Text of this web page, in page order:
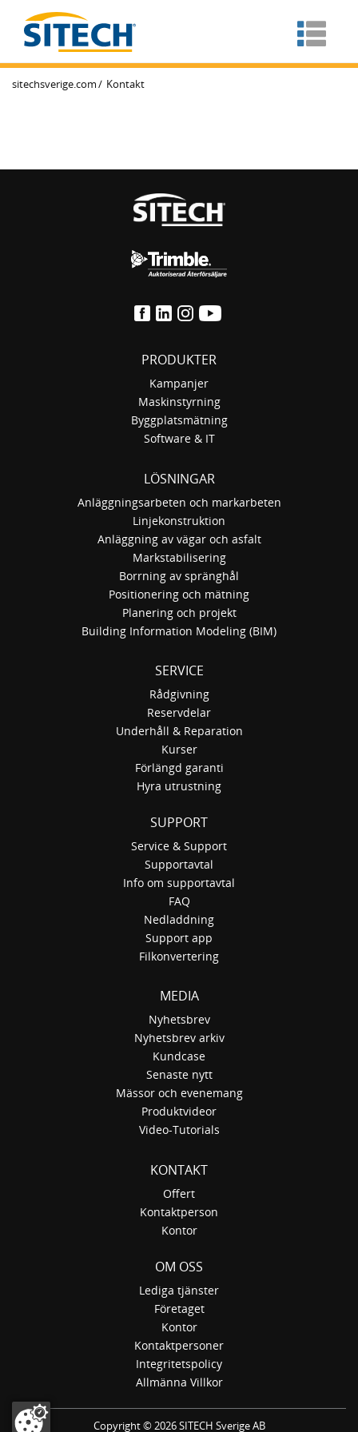
sitechsverige.com Kontakt
PRODUKTER
Kampanjer
Maskinstyrning
Byggplatsmätning
Software & IT
LÖSNINGAR
Anläggningsarbeten och markarbeten
Linjekonstruktion
Anläggning av vägar och asfalt
Markstabilisering
Borrning av spränghål
Positionering och mätning
Planering och projekt
Building Information Modeling (BIM)
SERVICE
Rådgivning
Reservdelar
Underhåll & Reparation
Kurser
Förlängd garanti
Hyra utrustning
SUPPORT
Service & Support
Supportavtal
Info om supportavtal
FAQ
Nedladdning
Support app
Filkonvertering
MEDIA
Nyhetsbrev
Nyhetsbrev arkiv
Kundcase
Senaste nytt
Mässor och evenemang
Produktvideor
Video-Tutorials
KONTAKT
Offert
Kontaktperson
Kontor
OM OSS
Lediga tjänster
Företaget
Kontor
Kontaktpersoner
Integritetspolicy
Allmänna Villkor
Copyright ©2026 SITECH Sverige AB